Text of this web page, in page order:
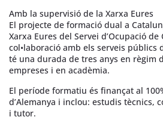
Amb la supervisió de la Xarxa Eures
El projecte de formació dual a
Xarxa Eures del Servei d’Ocupació de
col•laboració amb els serveis públics
té una durada de tres anys en règim
empreses i en acadèmia.
El període formatiu és finançat al
d’Alemanya i inclou: estudis tècnics,
i tutor.